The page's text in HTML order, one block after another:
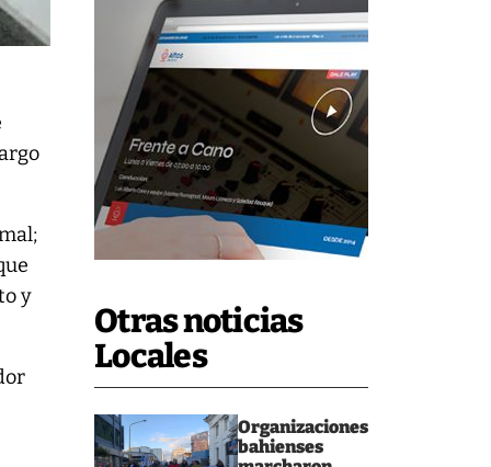
Otras noticias
Locales
Organizaciones
bahienses
y